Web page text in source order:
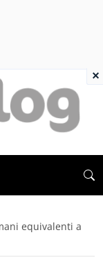
equivalenti a
×